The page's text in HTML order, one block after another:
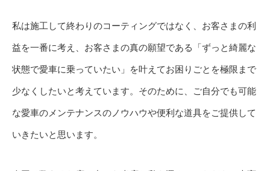
私は施工して終わりのコーティングではなく、お客さまの利
益を一番に考え、お客さまの真の願望である「ずっと綺麗な
状態で愛車に乗っていたい」を叶えてお困りごとを極限まで
少なくしたいと考えています。そのために、ご自分でも可能
な愛車のメンテナンスのノウハウや便利な道具をご提供して
いきたいと思います。